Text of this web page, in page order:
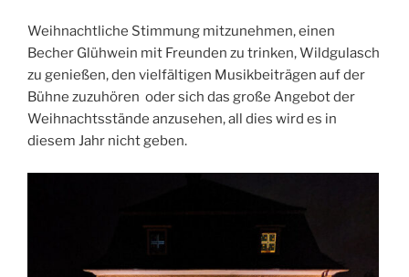
Weihnachtliche Stimmung mitzunehmen, einen
Becher Glühwein mit Freunden zu trinken, Wildgulasch
zu genießen, den vielfältigen Musikbeiträgen auf der
Bühne zuzuhören oder sich das große Angebot der
Weihnachtsstände anzusehen, all dies wird es in
diesem Jahr nicht geben.